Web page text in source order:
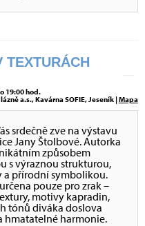
TEXTURÁCH
19:00 hod.
a.s., Kavárna SOFIE, Jeseník |Mapa
srdečně zve na výstavu
Jany Štolbové. Autorka
způsobem
s výraznou strukturou,
a přírodní symbolikou.
pouze pro zrak –
motivy kapradin,
tónů diváka doslova
hmatatelné harmonie.